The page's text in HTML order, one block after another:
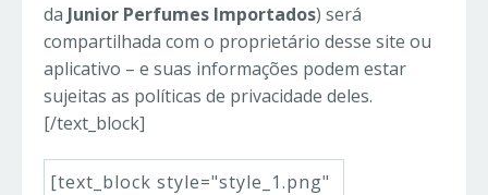
da Junior Perfumes Importados) será
compartilhada com o proprietário desse site ou
aplicativo – e suas informações podem estar
sujeitas as políticas de privacidade deles.
[/text_block]